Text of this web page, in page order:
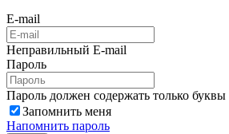
E-mail
Неправильный E-mail
Пароль
Пароль должен содержать только
Запомнить меня
Напомнить пароль